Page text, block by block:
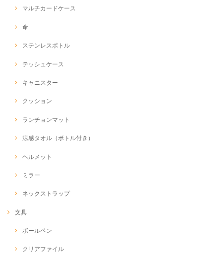
マルチカードケース
傘
ステンレスボトル
テッシュケース
キャニスター
クッション
ランチョンマット
涼感タオル（ボトル付き）
ヘルメット
ミラー
ネックストラップ
文具
ボールペン
クリアファイル